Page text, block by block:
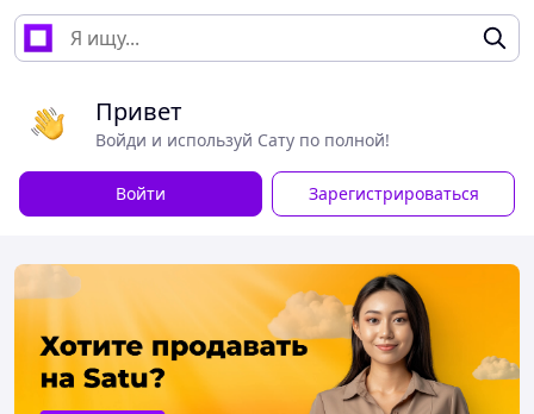
Привет
Войди и используй Сату по полной!
Войти Зарегистрироваться